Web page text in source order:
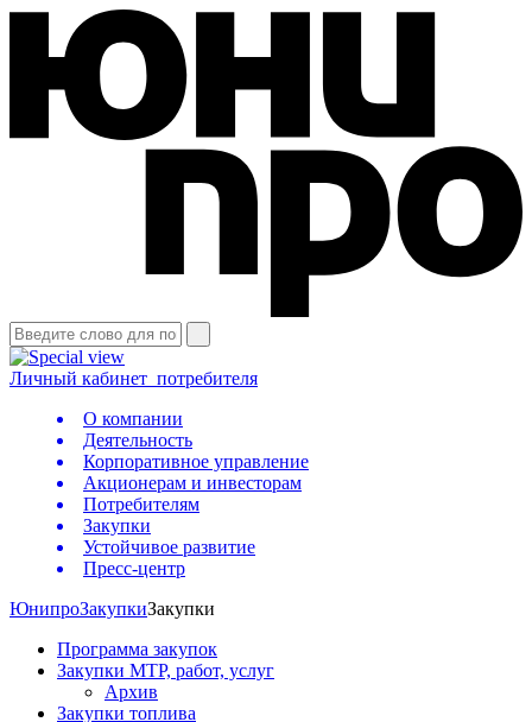
Личный кабинет потребителя
О компании
Деятельность
Корпоративное управление
Акционерам и инвесторам
Потребителям
Закупки
Устойчивое развитие
Пресс-центр
ЮнипроЗакупкиЗакупки
Программа закупок
Закупки МТР, работ, услуг
Архив
Закупки топлива